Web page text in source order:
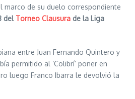
marco de su duelo correspondiente
del Torneo Clausura de la Liga
entre Juan Fernando Quintero y
permitido al ‘Colibrí’ poner en
luego Franco Ibarra le devolvió la